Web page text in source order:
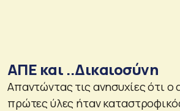
ΑΠΕ και ..Δικαιοσύνη
Απαντώντας τις ανησυχίες ότι ο
πρώτες ύλες ήταν